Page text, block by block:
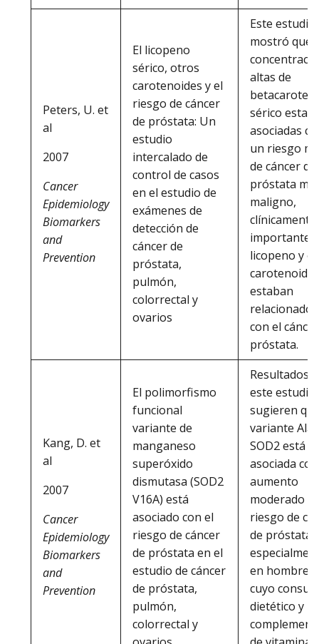
Peters, U. et
al
2007
Cancer
Epidemiology
Biomarkers
and
Prevention
El licopeno
sérico, otros
carotenoides y el
riesgo de cáncer
de próstata: Un
estudio
intercalado de
control de casos
en el estudio de
exámenes de
detección de
cáncer de
próstata,
pulmón,
colorrectal y
ovarios
Este estudio
mostró que
altas de
sérico
asociadas
un riesgo
de cáncer de
próstata
maligno,
clínicamente
importante.
licopeno y
estaban
relacionados
con el
próstata.
Kang, D. et
al
2007
Cancer
Epidemiology
Biomarkers
and
Prevention
El polimorfismo
funcional
variante de
manganeso
superóxido
dismutasa (SOD2
V16A) está
asociado con el
riesgo de cáncer
de próstata en el
estudio de cáncer
de próstata,
pulmón,
colorrectal y
Resultados
este estudio
sugieren
variante Ala
SOD2 está
asociada
aumento
moderado
riesgo de
de próstata,
en hombres
cuyo
dietético y